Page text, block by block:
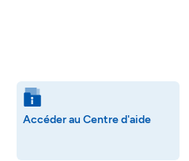
Accéder au Centre d'aide